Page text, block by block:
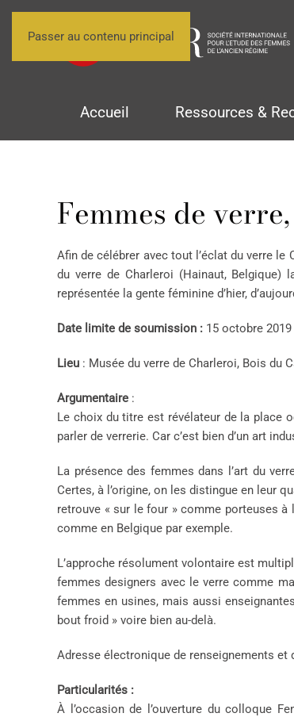
Passer au contenu principal
Accueil Ressources &
Femmes de
Afin de célébrer avec tout l’éclat du verre le
du verre de Charleroi (Hainaut,
représentée la gente féminine d’hier,
Date limite de soumission : 15 octobre 2019
Lieu : Musée du verre de Charleroi, Bois du
Argumentaire :
Le choix du titre est révélateur de la place
parler de verrerie. Car c’est bien d’un art
La présence des femmes dans l’art du
Certes, à l’origine, on les distingue en leur
retrouve « sur le four » comme porteuses
comme en Belgique par exemple.
L’approche résolument volontaire est
femmes designers avec le verre comme
femmes en usines, mais aussi
bout froid » voire bien au-delà.
Adresse électronique de renseignements et
Particularités :
À l’occasion de l’ouverture du colloque